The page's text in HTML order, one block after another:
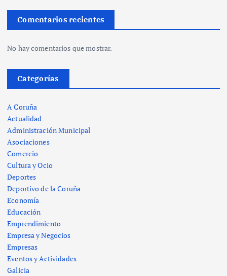
Comentarios recientes
No hay comentarios que mostrar.
Categorías
A Coruña
Actualidad
Administración Municipal
Asociaciones
Comercio
Cultura y Ocio
Deportes
Deportivo de la Coruña
Economía
Educación
Emprendimiento
Empresa y Negocios
Empresas
Eventos y Actividades
Galicia